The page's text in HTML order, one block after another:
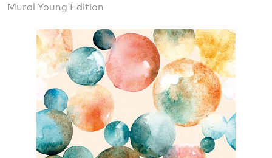
Mural Young Edition